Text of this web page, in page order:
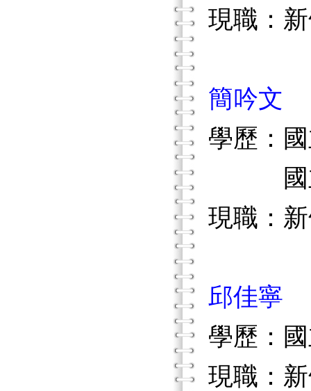
現職：
簡吟文
學歷：
國立
現職：
邱佳寧
學歷：
現職：